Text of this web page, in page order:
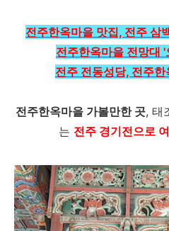
전주한옥마을 맛집, 전주 삼
전주한옥마을 전망대
전주 전동성당, 전주
전주한옥마을 가볼만한 곳, 태
는 전주 경기전으로